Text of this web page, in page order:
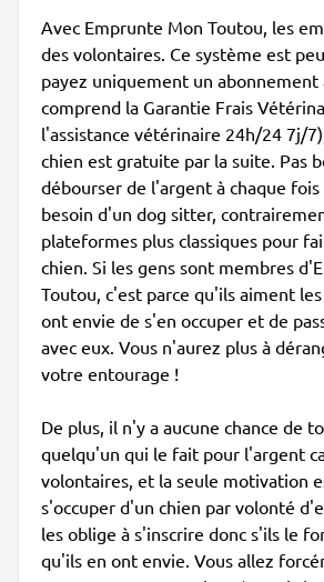
Avec Emprunte Mon Toutou, les
des volontaires. Ce système est
payez uniquement un abonnement
comprend la Garantie Frais
l'assistance vétérinaire 24h/24 7j/
chien est gratuite par la suite. Pas
débourser de l'argent à chaque fois
besoin d'un dog sitter,
plateformes plus classiques pour
chien. Si les gens sont membres
Toutou, c'est parce qu'ils aiment
ont envie de s'en occuper et de
avec eux. Vous n'aurez plus à
votre entourage !
De plus, il n'y a aucune chance de
quelqu'un qui le fait pour l'argent
volontaires, et la seule motivation
s'occuper d'un chien par volonté
les oblige à s'inscrire donc s'ils le
qu'ils en ont envie. Vous allez